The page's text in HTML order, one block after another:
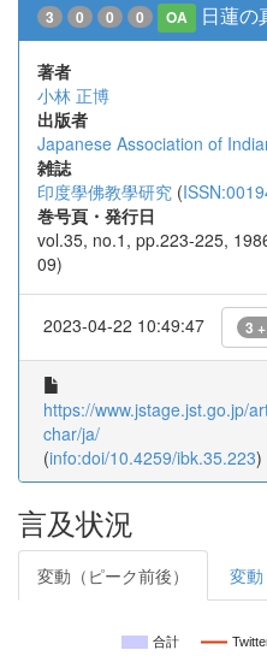
3 0 0 0 OA 日蓮の
著者
小林 正博
出版者
Japanese Association of
雑誌
印度學佛教學研究 (
巻号頁・発行日
vol.35, no.1, pp.223-225,
09)
2023-04-22 10:49:47 3
https://www.jstage.jst.go.jp/
char/ja/
(info:doi/10.4259/ibk.35.223)
言及状況
変動（ピーク前後） 変動
合計